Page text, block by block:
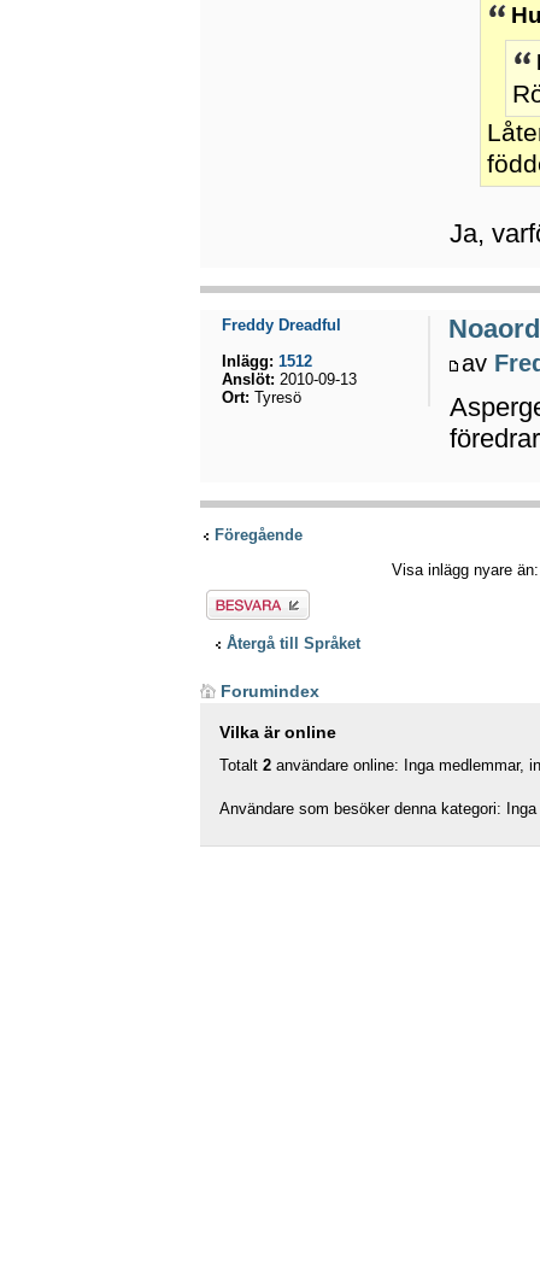
Ja,
av
Freddy Dreadful
Inlägg: 1512
Anslöt: 2010-09-13
Ort: Tyresö
Föregående
Visa inlägg nyare
Besvara
Återgå till Språket
Forumindex
Vilka är online
Totalt 2 användare online: Inga medlemmar,
Användare som besöker denna kategori: